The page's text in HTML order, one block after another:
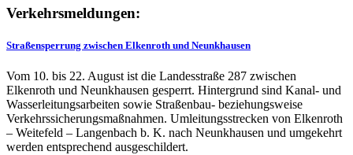
Verkehrsmeldungen:
Straßensperrung zwischen Elkenroth und Neunkhausen
Vom 10. bis 22. August ist die Landesstraße 287 zwischen
Elkenroth und Neunkhausen gesperrt. Hintergrund sind Kanal- und
Wasserleitungsarbeiten sowie Straßenbau- beziehungsweise
Verkehrssicherungsmaßnahmen. Umleitungsstrecken von Elkenroth
– Weitefeld – Langenbach b. K. nach Neunkhausen und umgekehrt
werden entsprechend ausgeschildert.